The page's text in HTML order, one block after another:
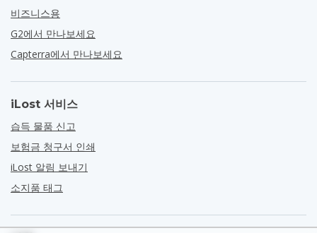
비즈니스용
G2에서 만나보세요
Capterra에서 만나보세요
iLost 서비스
습득 물품 신고
보험금 청구서 인쇄
iLost 알림 보내기
소지품 태그